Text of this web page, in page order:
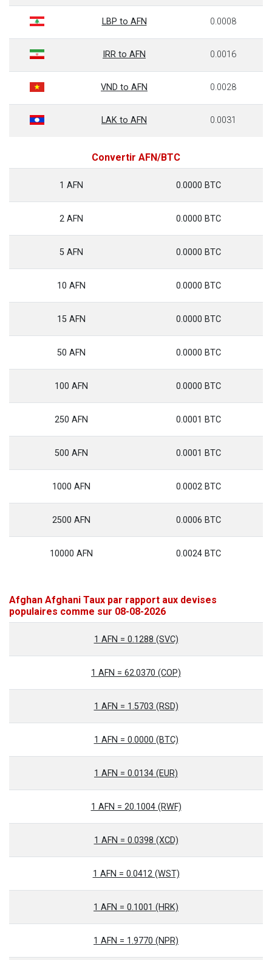
LBP to AFN 0.0008
IRR to AFN 0.0016
VND to AFN 0.0028
LAK to AFN 0.0031
Convertir AFN/BTC
1 AFN 0.0000 BTC
2 AFN 0.0000 BTC
5 AFN 0.0000 BTC
10 AFN 0.0000 BTC
15 AFN 0.0000 BTC
50 AFN 0.0000 BTC
100 AFN 0.0000 BTC
250 AFN 0.0001 BTC
500 AFN 0.0001 BTC
1000 AFN 0.0002 BTC
2500 AFN 0.0006 BTC
10000 AFN 0.0024 BTC
Afghan Afghani Taux par rapport aux devises
populaires comme sur 08-08-2026
1 AFN = 0.1288 (SVC)
1 AFN = 62.0370 (COP)
1 AFN = 1.5703 (RSD)
1 AFN = 0.0000 (BTC)
1 AFN = 0.0134 (EUR)
1 AFN = 20.1004 (RWF)
1 AFN = 0.0398 (XCD)
1 AFN = 0.0412 (WST)
1 AFN = 0.1001 (HRK)
1 AFN = 1.9770 (NPR)